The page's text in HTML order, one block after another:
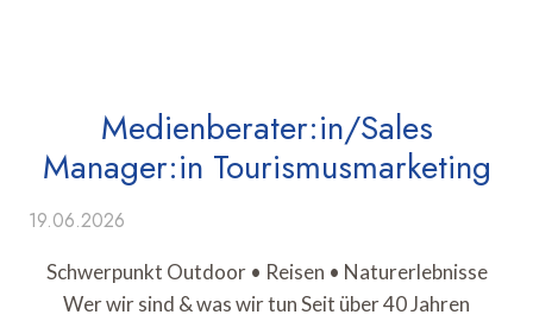
Medienberater:in/Sales
Manager:in Tourismusmarketing
19.06.2026
Schwerpunkt Outdoor • Reisen • Naturerlebnisse
Wer wir sind & was wir tun Seit über 40 Jahren